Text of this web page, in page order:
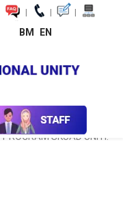
| | |
BM EN
2021
Koleksi
PROGRAM SKUAD UNITI: